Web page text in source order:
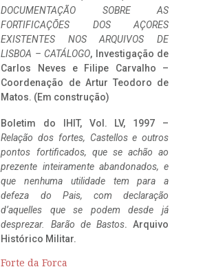
DOCUMENTAÇÃO SOBRE AS
FORTIFICAÇÕES DOS AÇORES
EXISTENTES NOS ARQUIVOS DE
LISBOA – CATÁLOGO, Investigação de
Carlos Neves e Filipe Carvalho –
Coordenação de Artur Teodoro de
Matos. (Em construção)
Boletim do IHIT, Vol. LV, 1997 –
Relação dos fortes, Castellos e outros
pontos fortificados, que se achão ao
prezente inteiramente abandonados, e
que nenhuma utilidade tem para a
defeza do Pais, com declaração
d’aquelles que se podem desde já
desprezar. Barão de Bastos. Arquivo
Histórico Militar.
Forte da Forca